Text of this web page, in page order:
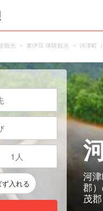
観光 東伊豆 体験観光 河津町
1 人
ず入れる
河
郡
茂